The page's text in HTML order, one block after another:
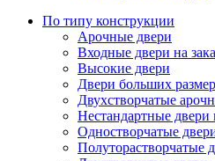
По типу конструкции
Арочные двери
Входные двери на
Высокие двери
Двери больших
Двухстворчатые
Нестандартные двери
Одностворчатые
Полуторастворчатые